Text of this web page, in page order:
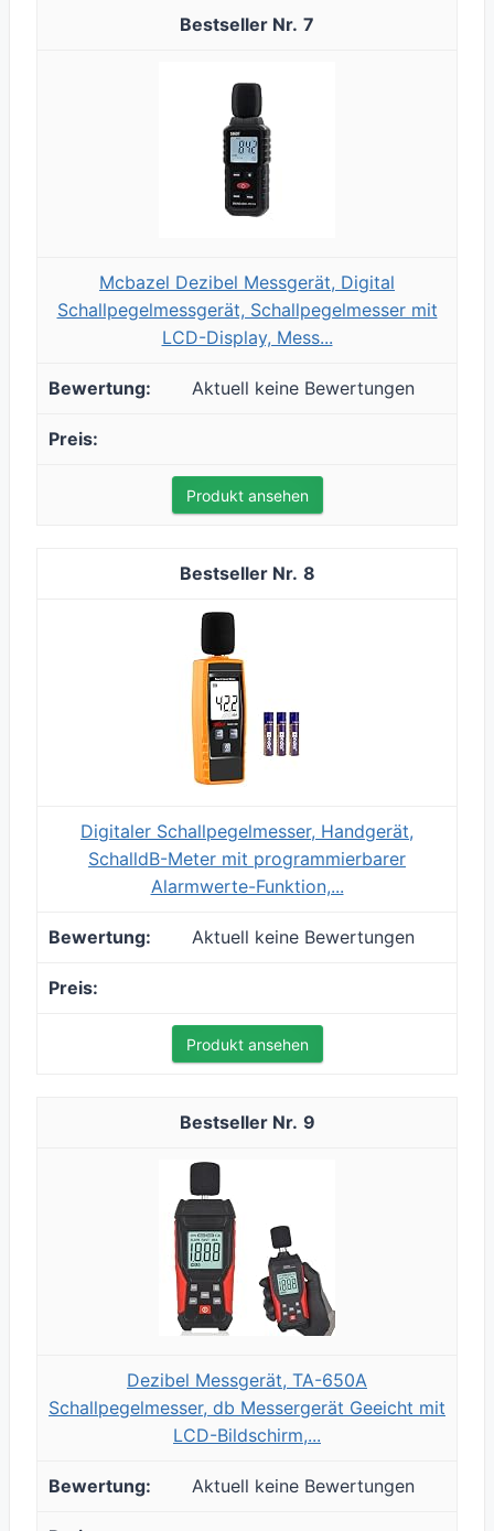
7
Mcbazel Dezibel Messgerät, Digital
Schallpegelmessgerät, Schallpegelmesser mit
LCD-Display, Mess...
Aktuell keine Bewertungen
Produkt ansehen
8
Digitaler Schallpegelmesser, Handgerät,
SchalldB-Meter mit programmierbarer
Alarmwerte-Funktion,...
Aktuell keine Bewertungen
Produkt ansehen
9
Dezibel Messgerät, TA-650A
Schallpegelmesser, db Messergerät Geeicht mit
LCD-Bildschirm,...
Aktuell keine Bewertungen